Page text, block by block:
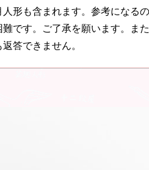
形も含まれます。参考になる
です。ご了承を願います。ま
答できません。